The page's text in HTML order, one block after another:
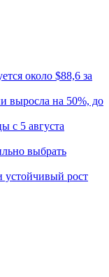
около $88,6 за
выросла на 50%, до
с 5 августа
выбрать
устойчивый рост